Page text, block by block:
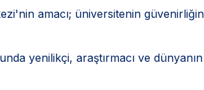
amacı; üniversitenin
yenilikçi, araştırmacı ve